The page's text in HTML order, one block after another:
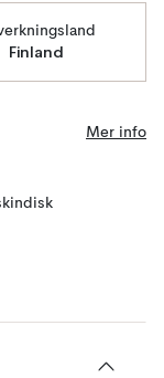
Finland
Mer info